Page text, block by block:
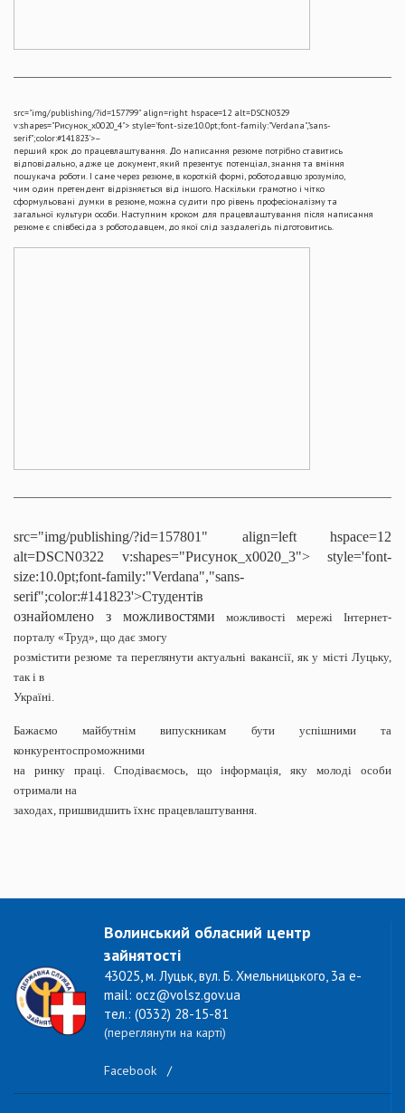
src="img/publishing/?id=157799" align=right hspace=12 alt=DSCN0329
v:shapes="Рисунок_x0020_4"> style='font-size:10.0pt;font-family:"Verdana","sans-
serif";color:#141823'>–
перший крок до працевлаштування. До написання резюме потрібно ставитись
відповідально, адже це документ, який презентує потенціал, знання та вміння
пошукача роботи. І саме через резюме, в короткій формі, роботодавцю зрозуміло,
чим один претендент відрізняється від іншого. Наскільки грамотно і чітко
сформульовані думки в резюме, можна судити про рівень професіоналізму та
загальної культури особи. Наступним кроком для працевлаштування після написання
резюме є співбесіда з роботодавцем, до якої слід заздалегідь підготовитись.
src="img/publishing/?id=157801" align=left hspace=12
alt=DSCN0322 v:shapes="Рисунок_x0020_3">style='font-
size:10.0pt;font-family:"Verdana","sans-
serif";color:#141823'>Студентів
ознайомлено з можливостямиможливості мережі Інтернет-
порталу «Труд», що дає змогу
розмістити резюме та переглянути актуальні вакансії, як у місті Луцьку,
так і в
Україні.
Бажаємо майбутнім випускникам бути успішними та
конкурентоспроможними
на ринку праці. Сподіваємось, що інформація, яку молоді особи
отримали на
заходах, пришвидшить їхнє працевлаштування.
Волинський обласний центр
зайнятості
43025, м. Луцьк, вул. Б. Хмельницького, 3а e-
mail: ocz@volsz.gov.ua
тел.: (0332) 28-15-81
(переглянути на карті)
Facebook /